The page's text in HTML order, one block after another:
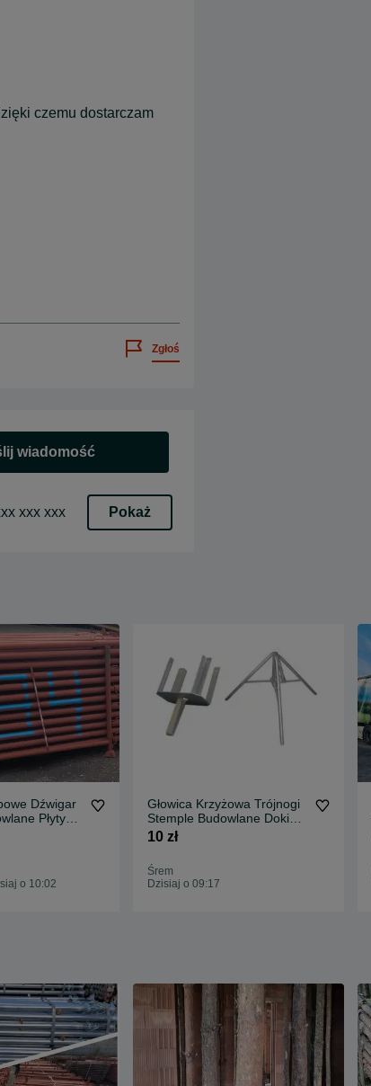
czemu dostarczam
Zgłoś
wiadomość
xxx xxx Pokaż
Dźwigar
Płyty
o 10:02
Głowica Krzyżowa Trójnogi
Stemple Budowlane Doki
Płyta Szalunkowa
10 zł
Śrem
Dzisiaj o 09:17